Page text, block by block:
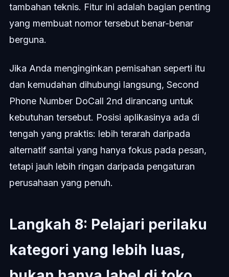
tambahan teknis. Fitur ini adalah bagian penting
yang membuat nomor tersebut benar-benar
berguna.
Jika Anda menginginkan pemisahan seperti itu
dan kemudahan dihubungi langsung, Second
Phone Number DoCall 2nd dirancang untuk
kebutuhan tersebut. Posisi aplikasinya ada di
tengah yang praktis: lebih terarah daripada
alternatif santai yang hanya fokus pada pesan,
tetapi jauh lebih ringan daripada pengaturan
perusahaan yang penuh.
Langkah 8: Pelajari perilaku
kategori yang lebih luas,